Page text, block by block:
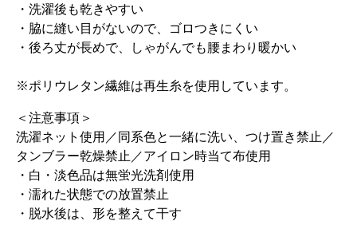
・洗濯後も乾きやすい
・脇に縫い目がないので、ゴロつきにくい
・後ろ丈が長めで、しゃがんでも腰まわり暖かい
※ポリウレタン繊維は再生糸を使用しています。
＜注意事項＞
洗濯ネット使用／同系色と一緒に洗い、つけ置き禁止／
タンブラー乾燥禁止／アイロン時当て布使用
・白・淡色品は無蛍光洗剤使用
・濡れた状態での放置禁止
・脱水後は、形を整えて干す